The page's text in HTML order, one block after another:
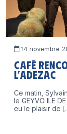
14 novembre
Café
l’ADEZAC
Ce matin,
le GEYVO ILE
eu le plaisir de